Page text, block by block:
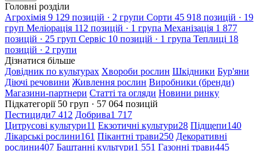
Головні розділи
Агрохімія 9 129 позицій · 2 групи Сорти 45 918 позицій · 19
груп Меліорація 112 позицій · 1 група Механізація 1 877
позицій · 25 груп Сервіс 10 позицій · 1 група Теплиці 18
позицій · 2 групи
Дізнатися більше
Довідник по культурах Хвороби рослин Шкідники Бур'яни
Діючі речовини Живлення рослин Виробники (бренди)
Магазини-партнери Статті та огляди Новини ринку
Підкатегорії 50 груп · 57 064 позицій
Пестициди7 412 Добрива1 717
Цитрусові культури11 Екзотичні культури28 Підщепи140
Лікарські рослини161 Пікантні трави250 Декоративні
рослини407 Баштанні культури1 551 Газонні трави445